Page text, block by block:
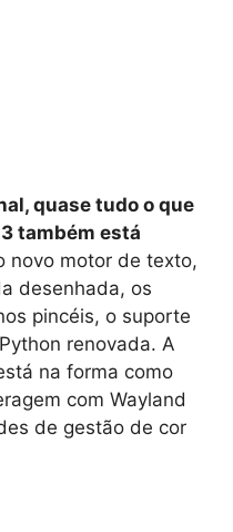
quase tudo o que
também está
novo motor de texto,
desenhada, os
pincéis, o suporte
renovada. A
na forma como
com Wayland
de gestão de cor